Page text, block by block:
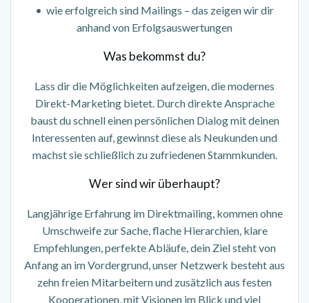
• wie erfolgreich sind Mailings – das zeigen wir dir
anhand von Erfolgsauswertungen
Was bekommst du?
Lass dir die Möglichkeiten aufzeigen, die modernes
Direkt-Marketing bietet. Durch direkte Ansprache
baust du schnell einen persönlichen Dialog mit deinen
Interessenten auf, gewinnst diese als Neukunden und
machst sie schließlich zu zufriedenen Stammkunden.
Wer sind wir überhaupt?
Langjährige Erfahrung im Direktmailing, kommen ohne
Umschweife zur Sache, flache Hierarchien, klare
Empfehlungen, perfekte Abläufe, dein Ziel steht von
Anfang an im Vordergrund, unser Netzwerk besteht aus
zehn freien Mitarbeitern und zusätzlich aus festen
Kooperationen, mit Visionen im Blick und viel